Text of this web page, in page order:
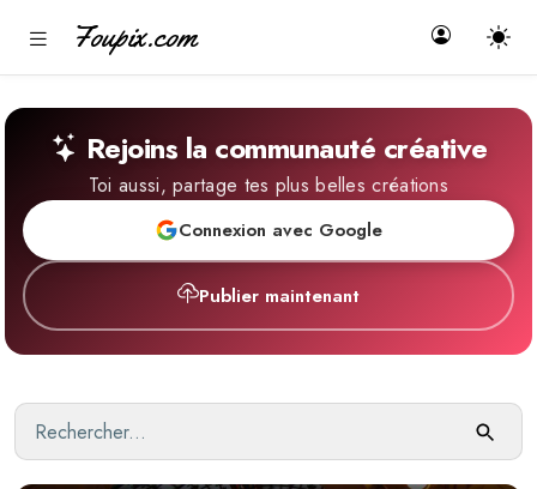
Foupix.com
Rejoins la communauté créative
Toi aussi, partage tes plus belles créations
Connexion avec Google
Publier maintenant